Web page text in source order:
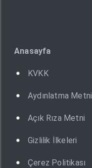
Anasayfa
KVKK
Aydınlatma Metni
Açık Rıza Metni
Gizlilik İlkeleri
Çerez Politikası